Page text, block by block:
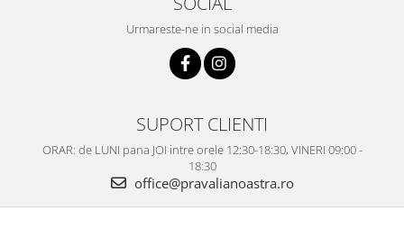
Urmareste-ne in social media
SUPORT CLIENTI
ORAR: de LUNI pana JOI intre orele 12:30-18:30, VINERI 09:00 -
18:30
office@pravalianoastra.ro